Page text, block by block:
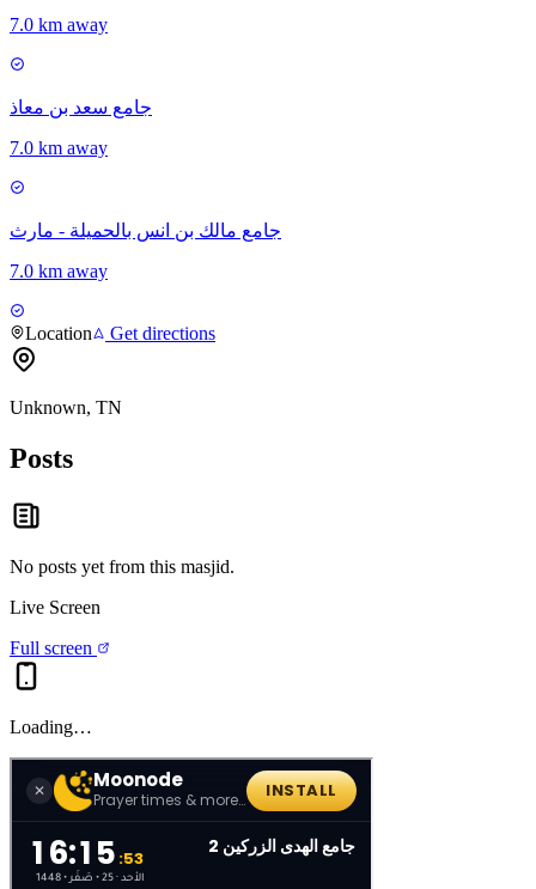
7.0 km away
جامع سعد بن معاذ
7.0 km away
جامع مالك بن انس بالحميلة - مارث
7.0 km away
Location Get directions
Unknown, TN
Posts
No posts yet from this masjid.
Live Screen
Full screen
Loading…